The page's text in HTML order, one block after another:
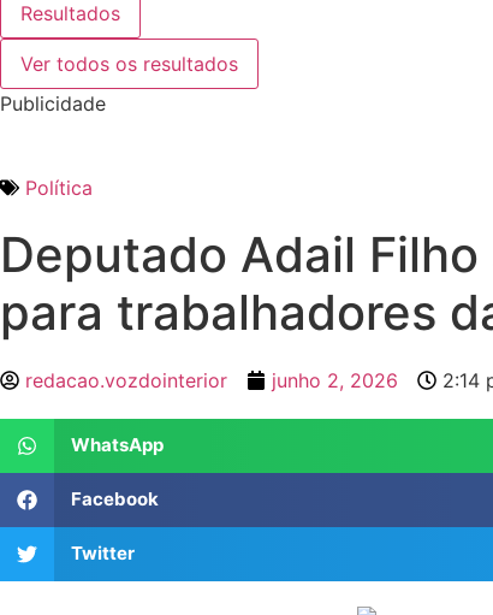
Resultados
Ver todos os resultados
Publicidade
Política
Deputado Adail
para trabalhadores
redacao.vozdointerior junho 2, 2026 2:14
WhatsApp
Facebook
Twitter